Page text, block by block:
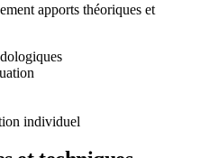
apports théoriques et
individuel